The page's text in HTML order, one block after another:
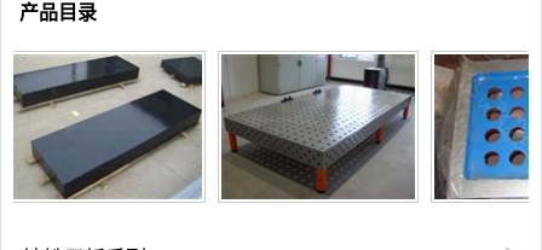
产品目录